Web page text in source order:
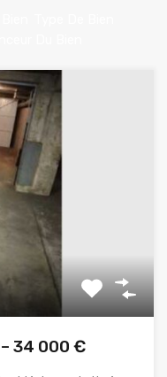
34 000 €